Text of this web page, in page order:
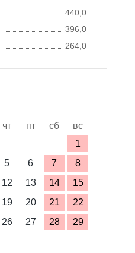
440,0
396,0
264,0
чт пт сб
вс
1
5 6 7
8
12 13 14
15
19 20 21
22
26 27 28
29